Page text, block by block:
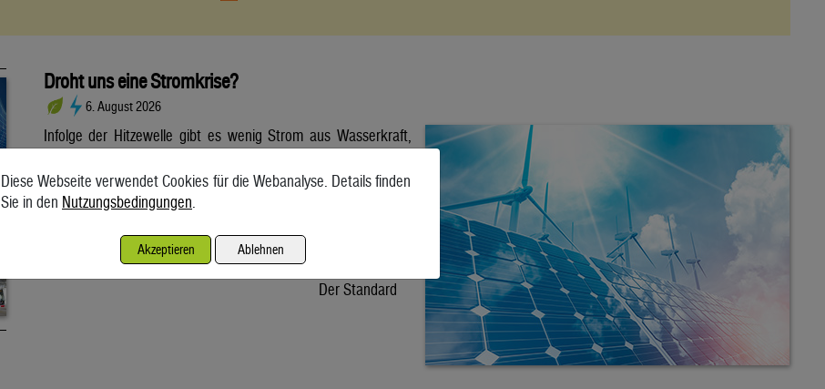
Droht uns eine Stromkrise?
6. August 2026
Infolge der Hitzewelle gibt es wenig Strom aus Wasserkraft,
Wetterextreme auf die Stromerzeugung und die Netze
auswirken. Die anhaltende Hitzewelle bringt die Stromnetze in
Verbund ein Drittel der Wassermenge. Wie verlässlich sind die
erneuerbaren Energien und halten unsere […]
Der Standard
Diese Webseite verwendet Cookies für die Webanalyse. Details finden
Sie in den Nutzungsbedingungen
Akzeptieren Ablehnen